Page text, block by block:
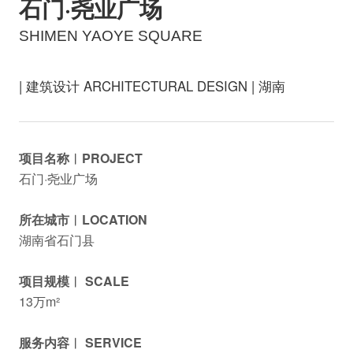
石门·尧业广场
SHIMEN YAOYE SQUARE
| 建筑设计 ARCHITECTURAL DESIGN | 湖南
项目名称︱PROJECT
石门·尧业广场
所在城市︱LOCATION
湖南省石门县
项目规模︱ SCALE
13万m²
服务内容︱ SERVICE